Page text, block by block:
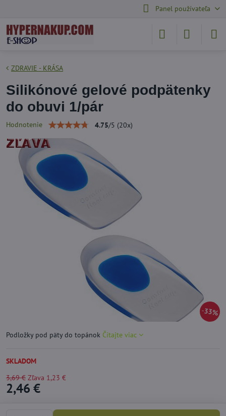
Panel používateľa
33%
ZDRAVIE - KRÁSA
Silikónové gelové podpätenky
do obuvi 1/pár
Hodnotenie 4.75/5 (20x)
Podložky pod päty do topánok Čítajte viac
SKLADOM
3,69 € Zľava 1,23 €
2,46 €